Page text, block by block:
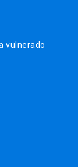
vulnerado